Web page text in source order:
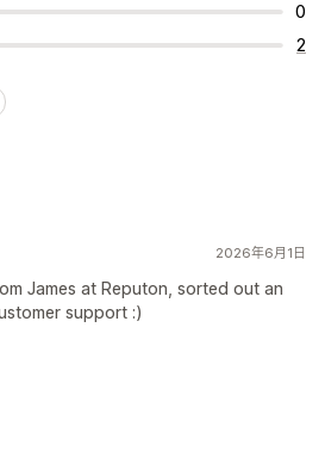
0
2
2026年6月1日
James at Reputon, sorted out an
support :)